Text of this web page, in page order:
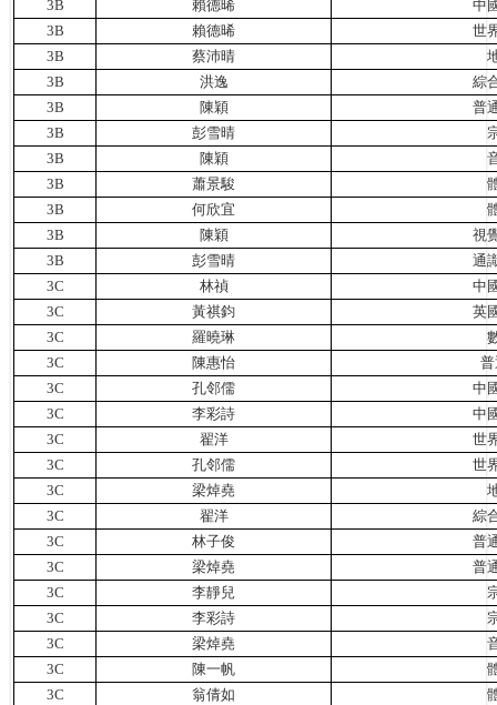
3B 賴德晞
中
3B
賴德晞
世
3B
蔡沛晴
3B
洪逸
綜
3B
陳穎
普
3B
彭雪晴
3B
陳穎
3B
蕭景駿
3B
何欣宜
3B
陳穎
視
3B
彭雪晴
通
3C
林禎
中
3C
黃祺鈞
英
3C
羅曉琳
3C
陳惠怡
3C
孔邻儒
中
3C
李彩詩
中
3C
翟洋
世
3C
孔邻儒
世
3C
梁焯堯
3C
翟洋
綜
3C
林子俊
普
3C
梁焯堯
普
3C
李靜兒
3C
李彩詩
3C
梁焯堯
3C
陳一帆
3C
翁倩如